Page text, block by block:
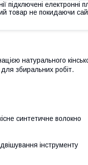
підключені електронні
товар не покидаючи
натурального
збиральних робіт.
синтетичне волокно
інструменту